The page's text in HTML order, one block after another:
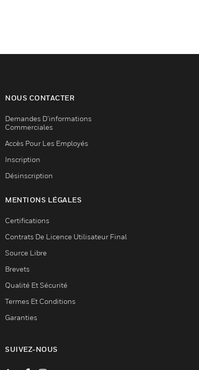
NOUS CONTACTER
Demandes D’informations
Commerciales
Accès Pour Les Employés
Inscription
Désinscription
MENTIONS LÉGALES
Certifications
Contrats De Licence Utilisateur Final
Source Libre
Brevets
Qualité Et Sécurité
Termes Et Conditions
Garanties
SUIVEZ-NOUS